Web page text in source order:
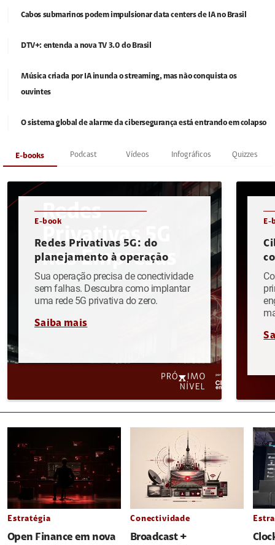
Cabos submarinos podem impulsionar data centers de IA no Brasil
DTV+: entenda a nova TV 3.0 do Brasil
Música criada por IA inunda o streaming, mas não conquista os
ouvintes
O sistema global de alarme da cibersegurança está entrando em colapso
E-books Podcast Vídeos Infográficos Quizzes
E-book
Redes Privativas 5G: do
planejamento à operação
Sua operação precisa de conectividade
sem falhas. Descubra como implantar
uma rede 5G privativa do zero.
Saiba mais
E-
Estratégia
Open Finance em nova
Conectividade
Broadcast +